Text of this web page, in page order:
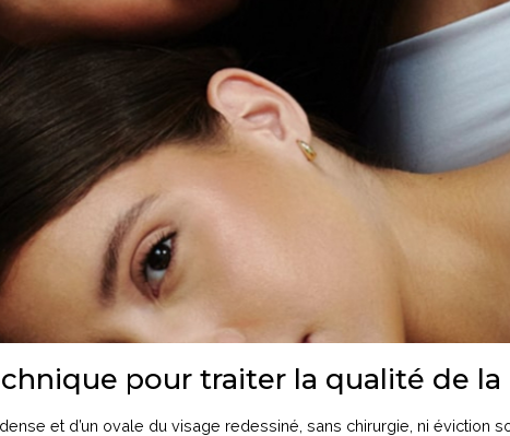
pour traiter la qualité de la
et d’un ovale du visage redessiné, sans chirurgie, ni éviction